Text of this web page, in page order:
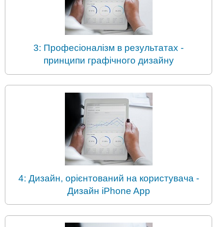
3: Професіоналізм в результатах -
принципи графічного дизайну
4: Дизайн, орієнтований на користувача -
Дизайн iPhone App